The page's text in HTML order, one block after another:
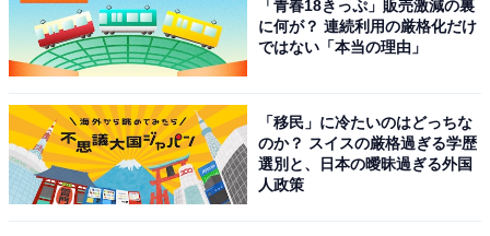
「青春18きっぷ」販売激減の裏
に何が？ 連続利用の厳格化だけ
ではない「本当の理由」
「移民」に冷たいのはどっちな
のか？ スイスの厳格過ぎる学歴
選別と、日本の曖昧過ぎる外国
人政策